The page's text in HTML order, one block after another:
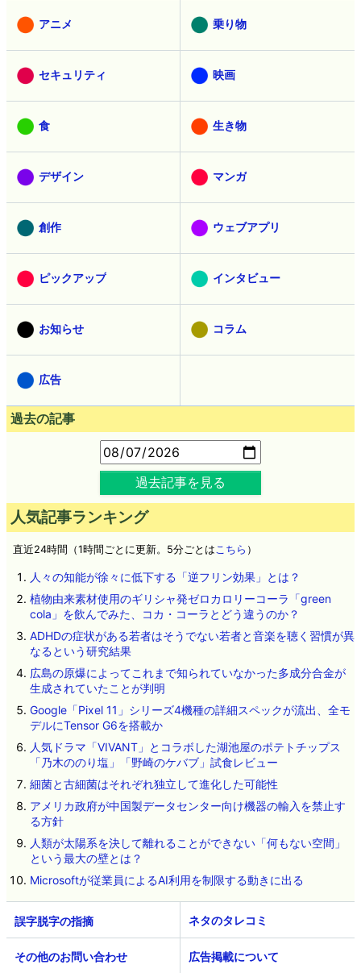
アニメ 乗り物
セキュリティ 映画
食 生き物
デザイン マンガ
創作 ウェブアプリ
ピックアップ インタビュー
お知らせ コラム
広告
過去の記事
過去記事を見る
人気記事ランキング
直近24時間（1時間ごとに更新。5分ごとはこちら ）
人々の知能が徐々に低下する「逆フリン効果」とは？
植物由来素材使用のギリシャ発ゼロカロリーコーラ「green
cola」を飲んでみた、コカ・コーラとどう違うのか？
ADHDの症状がある若者はそうでない若者と音楽を聴く習慣が異
なるという研究結果
広島の原爆によってこれまで知られていなかった多成分合金が
生成されていたことが判明
Google「Pixel 11」シリーズ4機種の詳細スペックが流出、全モ
デルにTensor G6を搭載か
人気ドラマ「VIVANT」とコラボした湖池屋のポテトチップス
「乃木ののり塩」「野崎のケバブ」試食レビュー
細菌と古細菌はそれぞれ独立して進化した可能性
アメリカ政府が中国製データセンター向け機器の輸入を禁止す
る方針
人類が太陽系を決して離れることができない「何もない空間」
という最大の壁とは？
Microsoftが従業員によるAI利用を制限する動きに出る
ネタのタレコミ
その他のお問い合わせ 広告掲載について